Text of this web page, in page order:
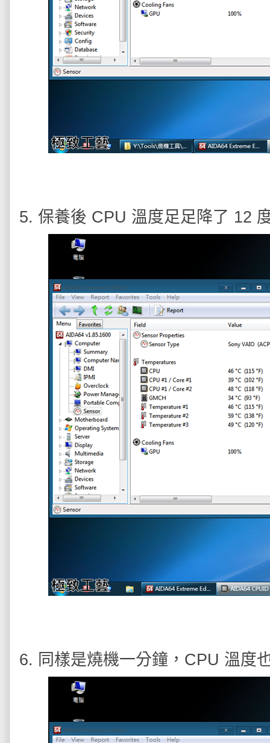
5. 保養後 CPU 溫度足足降了 12
6. 同樣是燒機一分鐘，CPU 溫度